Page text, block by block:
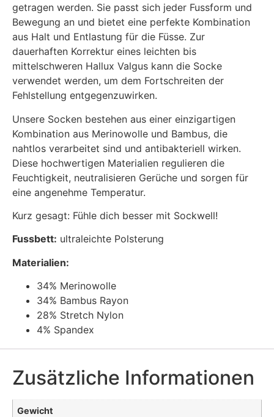
getragen werden. Sie passt sich jeder Fussform und
Bewegung an und bietet eine perfekte Kombination
aus Halt und Entlastung für die Füsse. Zur
dauerhaften Korrektur eines leichten bis
mittelschweren Hallux Valgus kann die Socke
verwendet werden, um dem Fortschreiten der
Fehlstellung entgegenzuwirken.
Unsere Socken bestehen aus einer einzigartigen
Kombination aus Merinowolle und Bambus, die
nahtlos verarbeitet sind und antibakteriell wirken.
Diese hochwertigen Materialien regulieren die
Feuchtigkeit, neutralisieren Gerüche und sorgen für
eine angenehme Temperatur.
Kurz gesagt: Fühle dich besser mit Sockwell!
Fussbett: ultraleichte Polsterung
Materialien:
34% Merinowolle
34% Bambus Rayon
28% Stretch Nylon
4% Spandex
Zusätzliche Informationen
Gewicht